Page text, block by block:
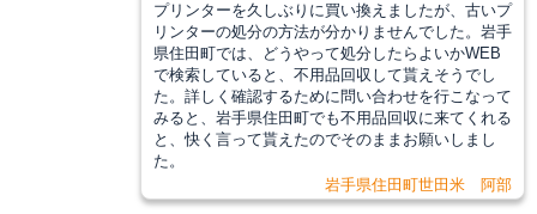
プリンターを久しぶりに買い換えましたが、古いプ
リンターの処分の方法が分かりませんでした。岩手
県住田町では、どうやって処分したらよいかWEB
で検索していると、不用品回収して貰えそうでし
た。詳しく確認するために問い合わせを行こなって
みると、岩手県住田町でも不用品回収に来てくれる
と、快く言って貰えたのでそのままお願いしまし
た。
岩手県住田町世田米 阿部